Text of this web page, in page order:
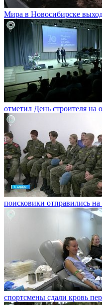
Мира в Новосибирске
отметил День строителя
поисковики отправились
спортсмены сдали кровь